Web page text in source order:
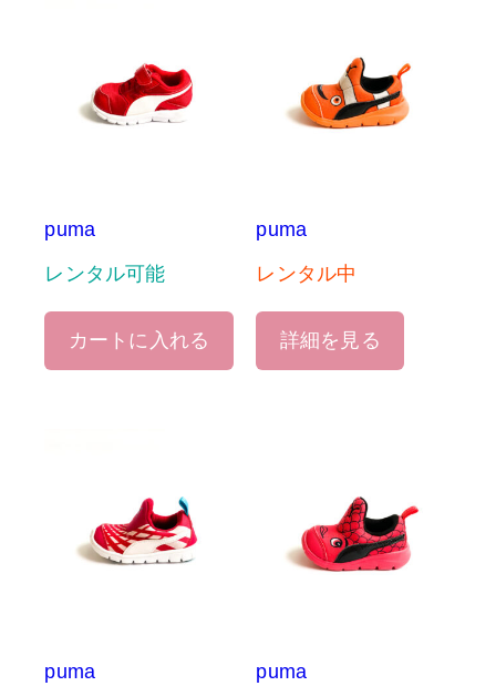
puma
レンタル可能
カートに入れる
puma
レンタル中
詳細を見る
puma
puma